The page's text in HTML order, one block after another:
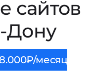
сайтов
Дону
месяц